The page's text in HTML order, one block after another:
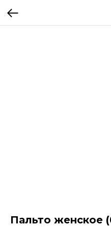
Пальто женское